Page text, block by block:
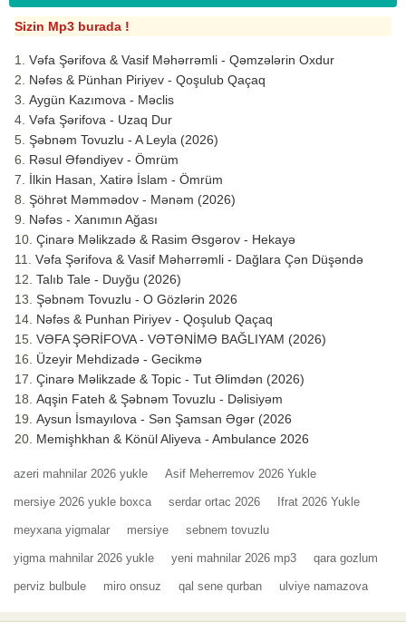
Sizin Mp3 burada !
Vəfa Şərifova & Vasif Məhərrəmli - Qəmzələrin Oxdur
Nəfəs & Pünhan Piriyev - Qoşulub Qaçaq
Aygün Kazımova - Məclis
Vəfa Şərifova - Uzaq Dur
Şəbnəm Tovuzlu - A Leyla (2026)
Rəsul Əfəndiyev - Ömrüm
İlkin Hasan, Xatirə İslam - Ömrüm
Şöhrət Məmmədov - Mənəm (2026)
Nəfəs - Xanımın Ağası
Çinarə Məlikzadə & Rasim Əsgərov - Hekayə
Vəfa Şərifova & Vasif Məhərrəmli - Dağlara Çən Düşəndə
Talıb Tale - Duyğu (2026)
Şəbnəm Tovuzlu - O Gözlərin 2026
Nəfəs & Punhan Piriyev - Qoşulub Qaçaq
VƏFA ŞƏRİFOVA - VƏTƏNİMƏ BAĞLIYAM (2026)
Üzeyir Mehdizadə - Gecikmə
Çinarə Məlikzade & Topic - Tut Əlimdən (2026)
Aqşin Fateh & Şəbnəm Tovuzlu - Dəlisiyəm
Aysun İsmayılova - Sən Şamsan Əgər (2026
Memişhkhan & Könül Aliyeva - Ambulance 2026
azeri mahnilar 2026 yukle Asif Meherremov 2026 Yukle
mersiye 2026 yukle boxca serdar ortac 2026 Ifrat 2026 Yukle
meyxana yigmalar mersiye sebnem tovuzlu
yigma mahnilar 2026 yukle yeni mahnilar 2026 mp3 qara gozlum
perviz bulbule miro onsuz qal sene qurban ulviye namazova